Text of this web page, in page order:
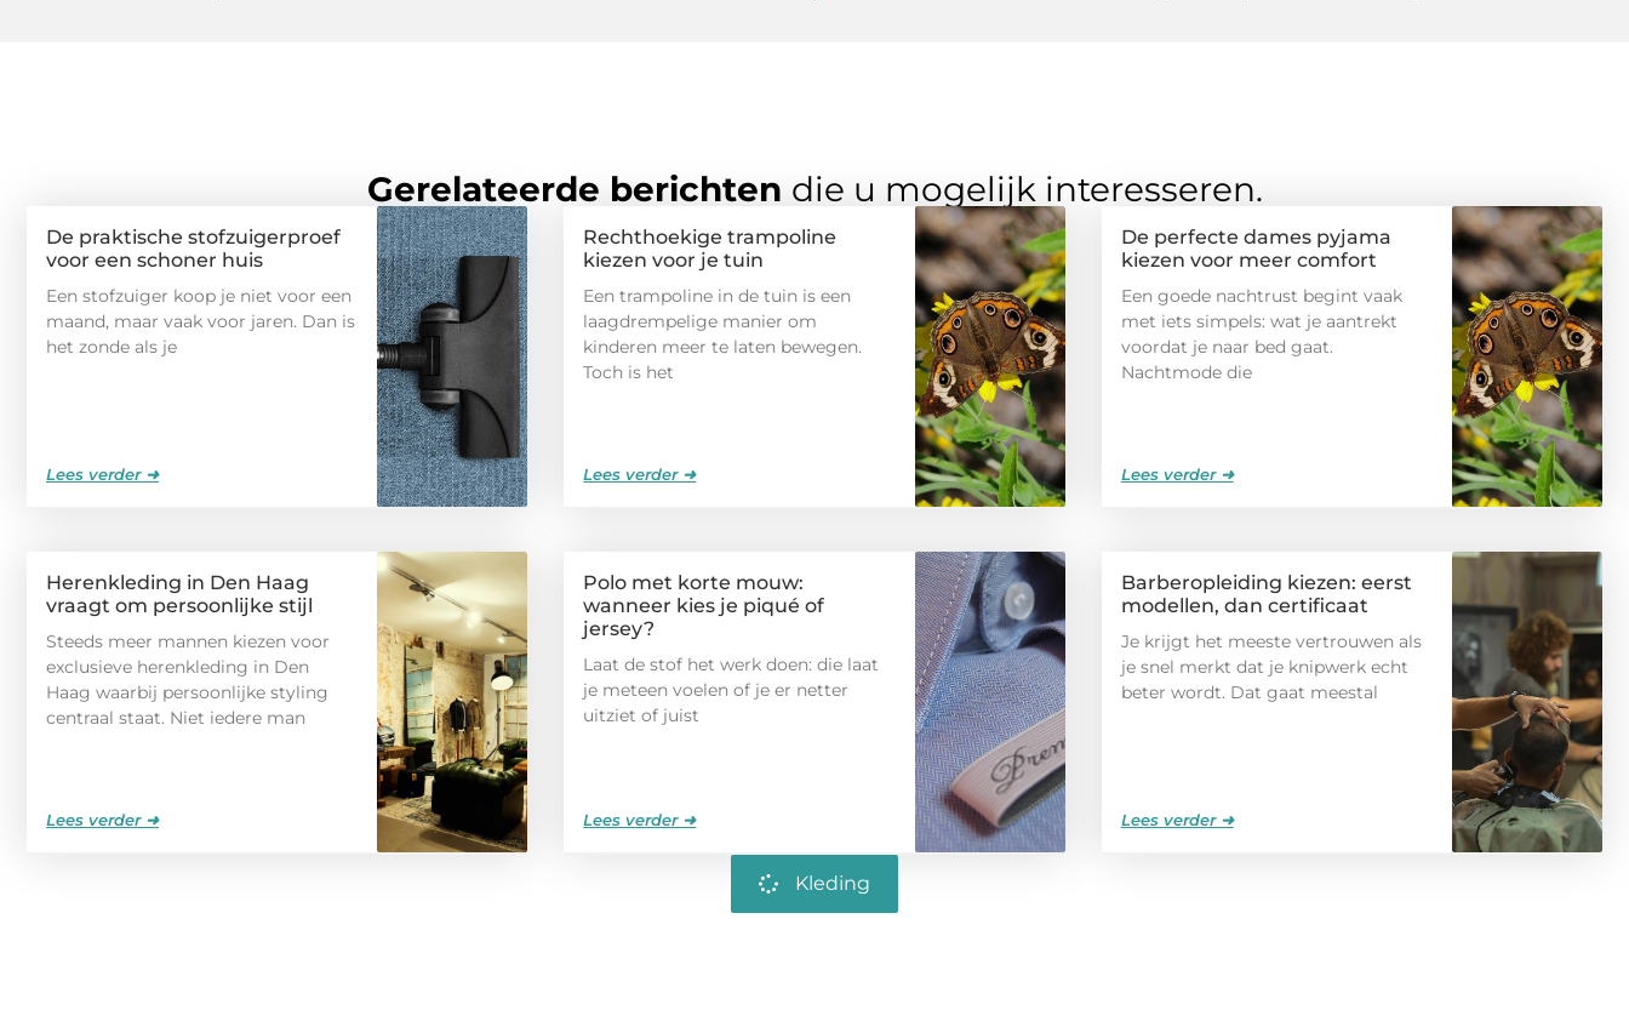
Gerelateerde berichten die u mogelijk interesseren.
De praktische stofzuigerproef
voor een schoner huis
Een stofzuiger koop je niet voor een
maand, maar vaak voor jaren. Dan is
het zonde als je
Lees verder ➜
Rechthoekige trampoline
kiezen voor je tuin
Een trampoline in de tuin is een
laagdrempelige manier om
kinderen meer te laten bewegen.
Toch is het
Lees verder ➜
De perfecte dames pyjama
kiezen voor meer comfort
Een goede nachtrust begint vaak
met iets simpels: wat je aantrekt
voordat je naar bed gaat.
Nachtmode die
Lees verder ➜
Herenkleding in Den Haag
vraagt om persoonlijke stijl
Steeds meer mannen kiezen voor
exclusieve herenkleding in Den
Haag waarbij persoonlijke styling
centraal staat. Niet iedere man
Lees verder ➜
Polo met korte mouw:
wanneer kies je piqué of
jersey?
Laat de stof het werk doen: die laat
je meteen voelen of je er netter
uitziet of juist
Lees verder ➜
Barberopleiding kiezen: eerst
modellen, dan certificaat
Je krijgt het meeste vertrouwen als
je snel merkt dat je knipwerk echt
beter wordt. Dat gaat meestal
Lees verder ➜
Kleding